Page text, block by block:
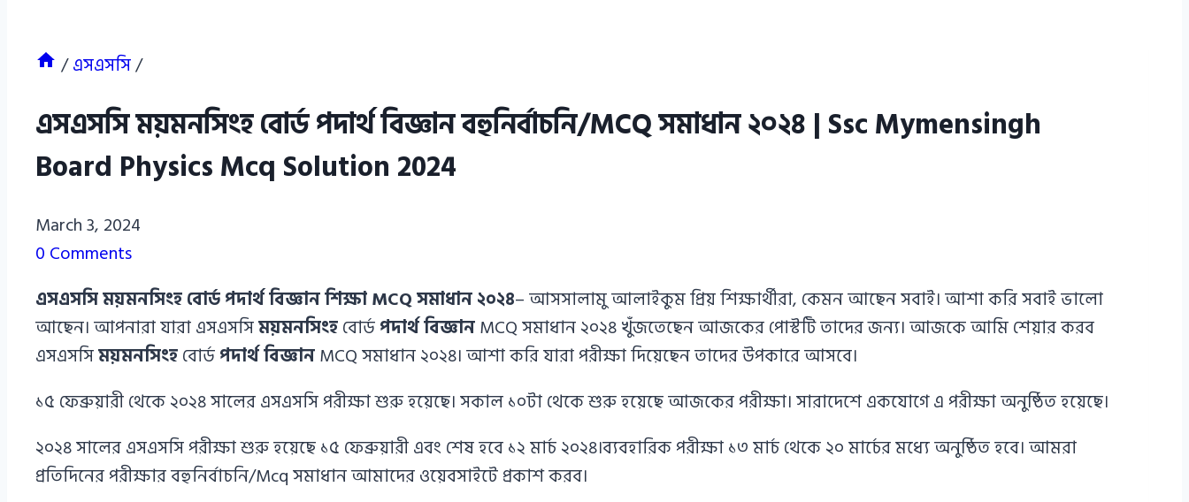
/এসএসসি/
এসএসসি ময়মনসিংহ বোর্ড পদার্থ বিজ্ঞান বহুনির্বাচনি/MCQ সমাধান ২০২৪ | Ssc Mymensingh
Board Physics Mcq Solution 2024
Azizul
Haque
Haque
March 3, 2024
0 Comments
এসএসসি ময়মনসিংহ বোর্ড পদার্থ বিজ্ঞান শিক্ষা MCQ সমাধান ২০২৪– আসসালামু আলাইকুম প্রিয় শিক্ষার্থীরা, কেমন আছেন সবাই। আশা করি সবাই ভালো
আছেন। আপনারা যারা এসএসসিময়মনসিংহবোর্ডপদার্থ বিজ্ঞানMCQ সমাধান ২০২৪ খুঁজতেছেন আজকের পোস্টটি তাদের জন্য। আজকে আমি শেয়ার করব
এসএসসিময়মনসিংহবোর্ডপদার্থ বিজ্ঞানMCQ সমাধান ২০২৪। আশা করি যারা পরীক্ষা দিয়েছেন তাদের উপকারে আসবে।
১৫ ফেব্রুয়ারী থেকে ২০২৪ সালের এসএসসি পরীক্ষা শুরু হয়েছে। সকাল ১০টা থেকে শুরু হয়েছে আজকের পরীক্ষা। সারাদেশে একযোগে এ পরীক্ষা অনুষ্ঠিত হয়েছে।
২০২৪ সালের এসএসসি পরীক্ষা শুরু হয়েছে ১৫ ফেব্রুয়ারী এবং শেষ হবে ১২ মার্চ ২০২৪।ব্যবহারিক পরীক্ষা ১৩ মার্চ থেকে ২০ মার্চের মধ্যে অনুষ্ঠিত হবে। আমরা
প্রতিদিনের পরীক্ষার বহুনির্বাচনি/Mcq সমাধান আমাদের ওয়েবসাইটে প্রকাশ করব।